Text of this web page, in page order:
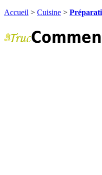
Accueil > Cuisine >